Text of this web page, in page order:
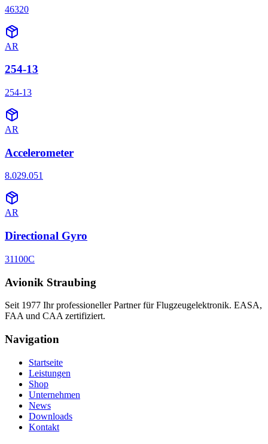
46320
AR
254-13
254-13
AR
Accelerometer
8.029.051
AR
Directional Gyro
31100C
Avionik Straubing
Seit 1977 Ihr professioneller Partner für Flugzeugelektronik. EASA,
FAA und CAA zertifiziert.
Navigation
Startseite
Leistungen
Shop
Unternehmen
News
Downloads
Kontakt